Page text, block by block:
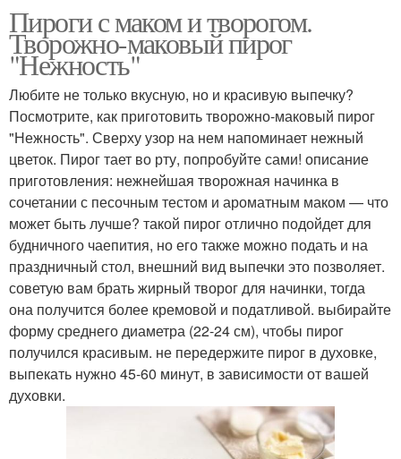
Пироги с маком и творогом.
Творожно-маковый пирог
"Нежность"
Любите не только вкусную, но и красивую выпечку?
Посмотрите, как приготовить творожно-маковый пирог
"Нежность". Сверху узор на нем напоминает нежный
цветок. Пирог тает во рту, попробуйте сами! описание
приготовления: нежнейшая творожная начинка в
сочетании с песочным тестом и ароматным маком — что
может быть лучше? такой пирог отлично подойдет для
будничного чаепития, но его также можно подать и на
праздничный стол, внешний вид выпечки это позволяет.
советую вам брать жирный творог для начинки, тогда
она получится более кремовой и податливой. выбирайте
форму среднего диаметра (22-24 см), чтобы пирог
получился красивым. не передержите пирог в духовке,
выпекать нужно 45-60 минут, в зависимости от вашей
духовки.